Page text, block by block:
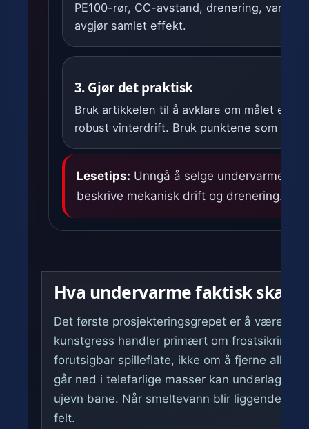
PE100-rør, CC-avstand, drenering,
avgjør samlet effekt.
3. Gjør det praktisk
Bruk artikkelen til å avklare om målet er
robust vinterdrift. Bruk punktene som
Lesetips: Unngå å selge undervarme
beskrive mekanisk drift og drenering.
Hva undervarme faktisk skal
Det første prosjekteringsgrepet er å være
kunstgress handler primært om frostsikring
forutsigbar spilleflate, ikke om å fjerne alle
går ned i telefarlige masser kan underlaget
ujevn bane. Når smeltevann blir liggende,
felt.